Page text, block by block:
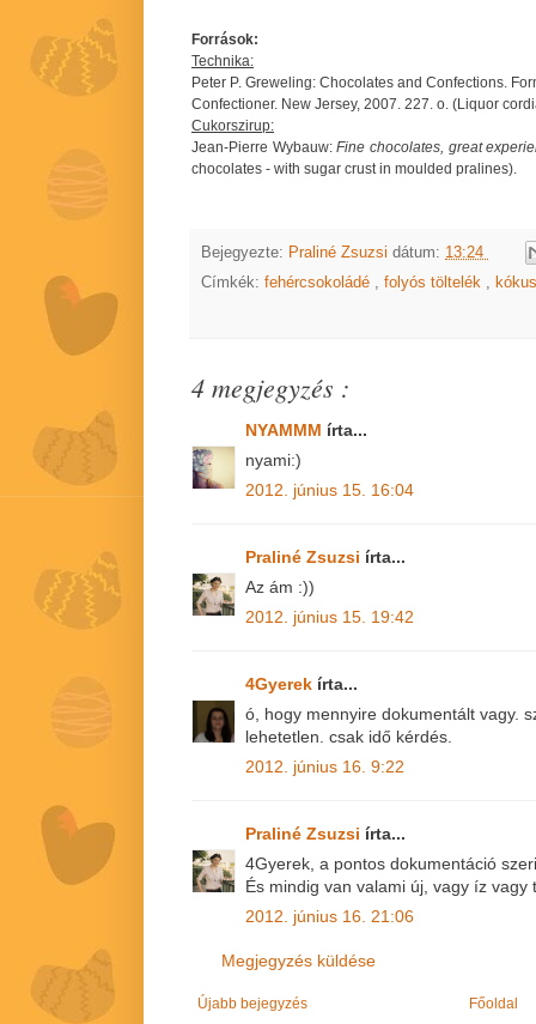
Források:
Technika:
Peter P. Greweling: Chocolates and Confections.
Confectioner. New Jersey, 2007. 227. o. (Liquor
Cukorszirup:
Jean-Pierre Wybauw:Fine chocolates, great
chocolates - with sugar crust in moulded pralines).
Bejegyezte: Praliné Zsuzsi dátum: 13:24
Címkék: fehércsokoládé , folyós töltelék ,
4 megjegyzés :
NYAMMM írta...
nyami:)
2012. június 15. 16:04
Praliné Zsuzsi írta...
Az ám :))
2012. június 15. 19:42
4Gyerek írta...
ó, hogy mennyire dokumentált vagy.
lehetetlen. csak idő kérdés.
2012. június 16. 9:22
Praliné Zsuzsi írta...
4Gyerek, a pontos dokumentáció
És mindig van valami új, vagy íz
2012. június 16. 21:06
Megjegyzés küldése
Újabb bejegyzés Főoldal